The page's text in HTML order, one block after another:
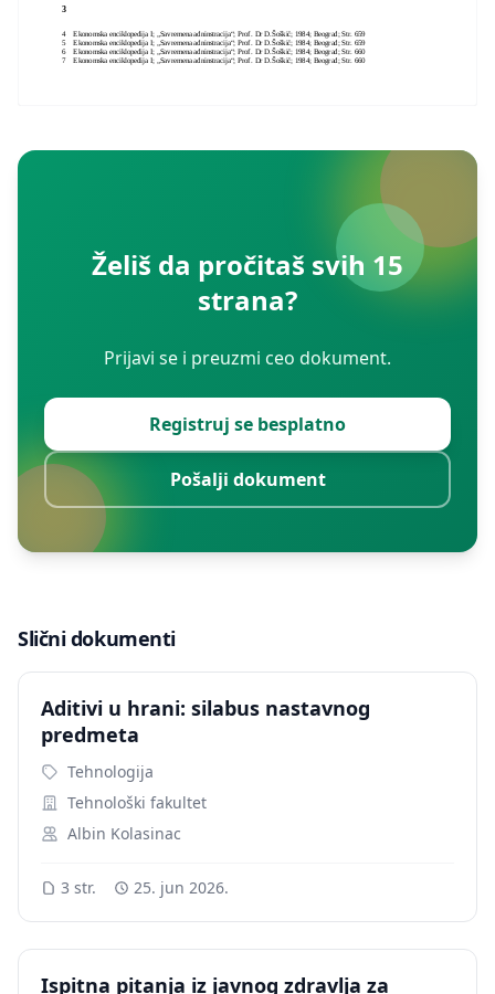
3
4 Ekonomska enciklopedija I; „Savremena adninstracija“; Prof. Dr D.Šoškić; 1984; Beograd; Str. 659
5 Ekonomska enciklopedija I; „Savremena adninstracija“; Prof. Dr D.Šoškić; 1984; Beograd; Str. 659
6 Ekonomska enciklopedija I; „Savremena adninstracija“; Prof. Dr D.Šoškić; 1984; Beograd; Str. 660
7 Ekonomska enciklopedija I; „Savremena adninstracija“; Prof. Dr D.Šoškić; 1984; Beograd; Str. 660
Želiš da pročitaš svih 15
strana?
Prijavi se i preuzmi ceo dokument.
Registruj se besplatno
Pošalji dokument
Slični dokumenti
Aditivi u hrani: silabus nastavnog
predmeta
Tehnologija
Tehnološki fakultet
Albin Kolasinac
3 str. 25. jun 2026.
Ispitna pitanja iz javnog zdravlja za